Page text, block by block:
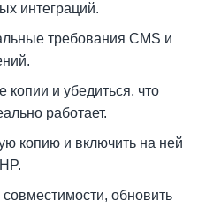
интеграций.
требования CMS и
копии и убедиться, что
работает.
копию и включить на ней
обновить